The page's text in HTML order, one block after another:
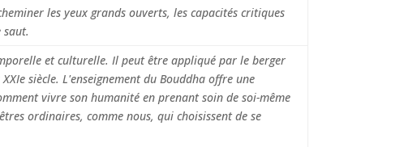
les yeux grands ouverts, les capacités critiques
et culturelle. Il peut être appliqué par le berger
siècle. L'enseignement du Bouddha offre une
vivre son humanité en prenant soin de soi-même
ordinaires, comme nous, qui choisissent de se